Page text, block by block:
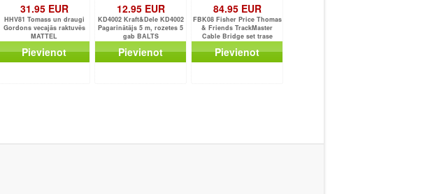
31.95 EUR
HHV81 Tomass un draugi
Gordons vecajās raktuvēs
MATTEL
Pievienot
12.95 EUR
KD4002 Kraft&Dele KD4002
Pagarinātājs 5 m, rozetes 5
gab BALTS
Pievienot
84.95 EUR
FBK08 Fisher Price Thomas
& Friends TrackMaster
Cable Bridge set trase
Pievienot